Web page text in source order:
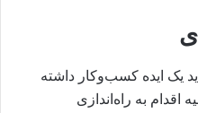
یک ایده کسب‌وکار داشته
اقدام به راه‌اندازی